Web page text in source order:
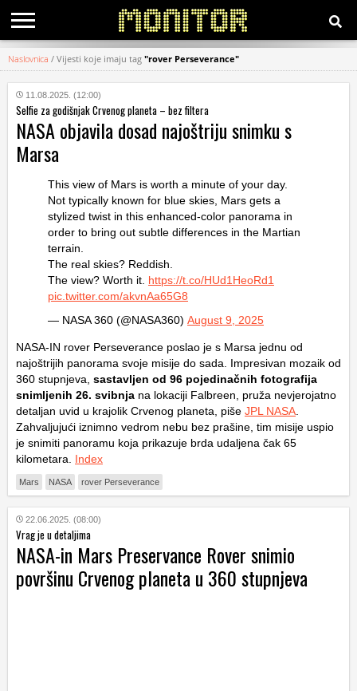
KATEGORIJE
HRVATSKI
WEB
Naslovnica / Vijesti koje imaju tag "rover Perseverance"
11.08.2025. (12:00)
Selfie za godišnjak Crvenog planeta – bez filtera
NASA objavila dosad najoštriju snimku s
Marsa
This view of Mars is worth a minute of your day.
Not typically known for blue skies, Mars gets a
stylized twist in this enhanced-color panorama in
order to bring out subtle differences in the Martian
terrain.
The real skies? Reddish.
The view? Worth it. https://t.co/HUd1HeoRd1
pic.twitter.com/akvnAa65G8
— NASA 360 (@NASA360) August 9, 2025
NASA-IN rover Perseverance poslao je s Marsa jednu od
najoštrijih panorama svoje misije do sada. Impresivan mozaik od
360 stupnjeva, sastavljen od 96 pojedinačnih fotografija
snimljenih 26. svibnja na lokaciji Falbreen, pruža nevjerojatno
detaljan uvid u krajolik Crvenog planeta, piše JPL NASA
Zahvaljujući iznimno vedrom nebu bez prašine, tim misije uspio
je snimiti panoramu koja prikazuje brda udaljena čak 65
kilometara. Index
Mars NASA rover Perseverance
22.06.2025. (08:00)
Vrag je u detaljima
NASA-in Mars Preservance Rover snimio
površinu Crvenog planeta u 360 stupnjeva